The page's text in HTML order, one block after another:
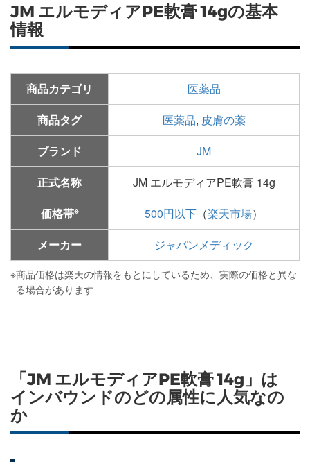
JM エルモディアPE軟膏 14gの基本
情報
商品カテゴリ
医薬品
商品タグ
医薬品, 皮膚の薬
ブランド
JM
正式名称
JM エルモディアPE軟膏 14g
価格帯※ 500円以下 （楽天市場）
メーカー
ジャパンメディック
※商品価格は楽天の情報をもとにしているため、実際の価格と異な
る場合があります
「JM エルモディアPE軟膏 14g」は
インバウンドのどの属性に人気なの
か